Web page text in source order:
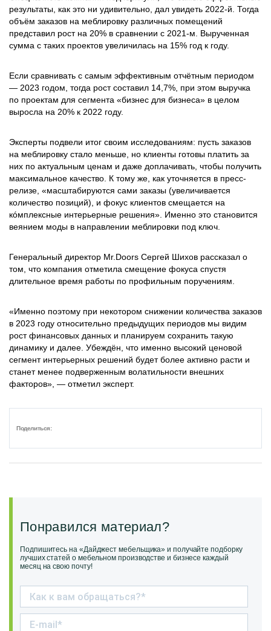
результаты, как это ни удивительно, дал увидеть 2022-й. Тогда
объём заказов на меблировку различных помещений
представил рост на 20% в сравнении с 2021-м. Вырученная
сумма с таких проектов увеличилась на 15% год к году.
Если сравнивать с самым эффективным отчётным периодом
— 2023 годом, тогда рост составил 14,7%, при этом выручка
по проектам для сегмента «бизнес для бизнеса» в целом
выросла на 20% к 2022 году.
Эксперты подвели итог своим исследованиям: пусть заказов
на меблировку стало меньше, но клиенты готовы платить за
них по актуальным ценам и даже доплачивать, чтобы получить
максимальное качество. К тому же, как уточняется в пресс-
релизе, «масштабируются сами заказы (увеличивается
количество позиций), и фокус клиентов смещается на
кóмплексные интерьерные решения». Именно это становится
веянием моды в направлении меблировки под ключ.
Генеральный директор Mr.Doors Сергей Шихов рассказал о
том, что компания отметила смещение фокуса спустя
длительное время работы по профильным поручениям.
«Именно поэтому при некотором снижении количества заказов
в 2023 году относительно предыдущих периодов мы видим
рост финансовых данных и планируем сохранить такую
динамику и далее. Убеждён, что именно высокий ценовой
сегмент интерьерных решений будет более активно расти и
станет менее подверженным волатильности внешних
факторов», — отметил эксперт.
Поделиться:
Понравился материал?
Подпишитесь на «Дайджест мебельщика» и получайте подборку
лучших статей о мебельном производстве и бизнесе каждый
месяц на свою почту!